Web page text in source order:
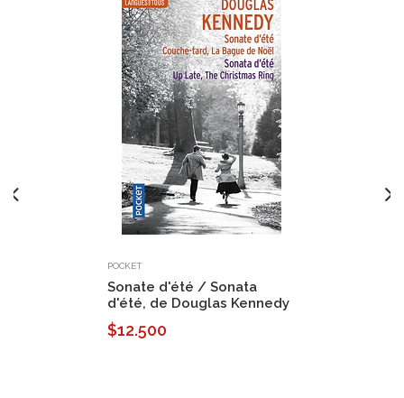
POCKET
Sonate d'été / Sonata
d'été, de Douglas Kennedy
$12.500